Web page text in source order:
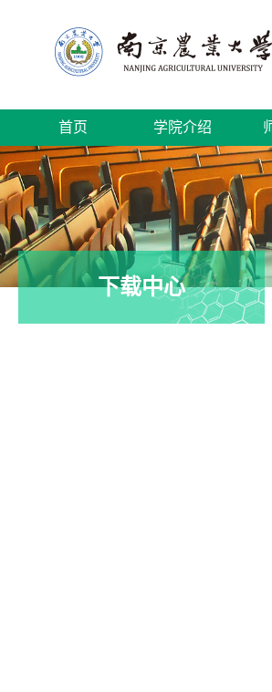
首页 学院介绍
下载中心